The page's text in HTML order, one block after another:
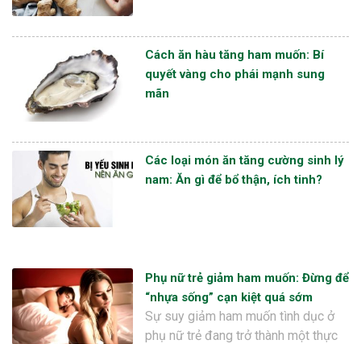
Cách ăn hàu tăng ham muốn: Bí
quyết vàng cho phái mạnh sung
mãn
Các loại món ăn tăng cường sinh lý
nam: Ăn gì để bổ thận, ích tinh?
Phụ nữ trẻ giảm ham muốn: Đừng để
“nhựa sống” cạn kiệt quá sớm
Sự suy giảm ham muốn tình dục ở
phụ nữ trẻ đang trở thành một thực